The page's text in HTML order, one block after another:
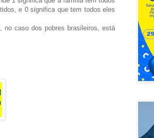
e 0 significa que tem todos eles
no caso dos pobres brasileiros, está